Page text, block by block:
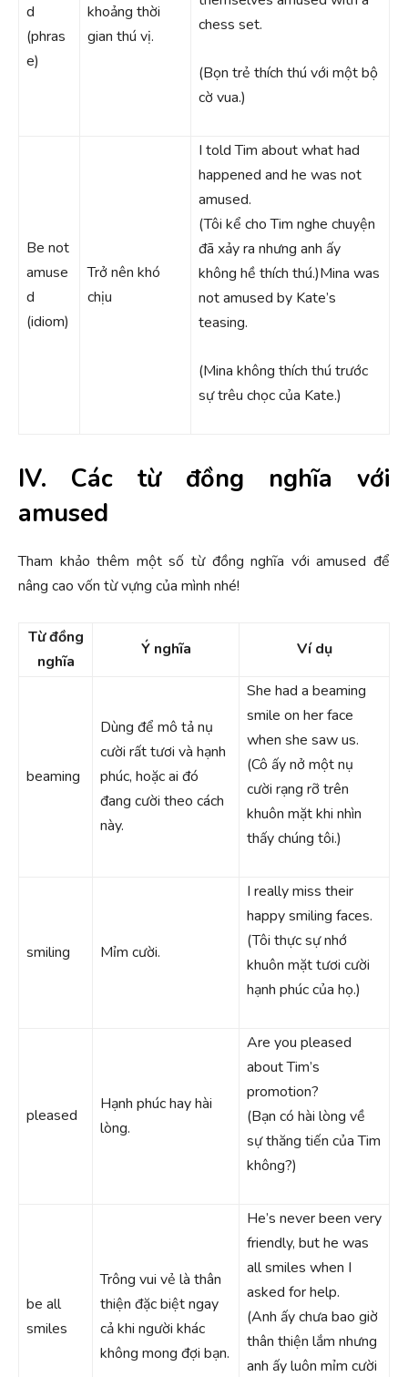
d
(phras
e)
khoảng thời
gian thú vị.
chess set.
(Bọn trẻ thích thú với một bộ
cờ vua.)
Be not
amuse
d
(idiom)
Trở nên khó
chịu
I told Tim about what had
happened and he was not
amused.
(Tôi kể cho Tim nghe chuyện
đã xảy ra nhưng anh ấy
không hề thích thú.)Mina was
not amused by Kate’s
teasing.
(Mina không thích thú trước
sự trêu chọc của Kate.)
IV. Các từ đồng nghĩa với
amused
Tham khảo thêm một số từ đồng nghĩa với amused để
nâng cao vốn từ vựng của mình nhé!
Từ đồng
nghĩa
Ý nghĩa Ví dụ
beaming
Dùng để mô tả nụ
cười rất tươi và hạnh
phúc, hoặc ai đó
đang cười theo cách
này.
She had a beaming
smile on her face
when she saw us.
(Cô ấy nở một nụ
cười rạng rỡ trên
khuôn mặt khi nhìn
thấy chúng tôi.)
smiling Mỉm cười.
I really miss their
happy smiling faces.
(Tôi thực sự nhớ
khuôn mặt tươi cười
hạnh phúc của họ.)
pleased
Hạnh phúc hay hài
lòng.
Are you pleased
about Tim’s
promotion?
(Bạn có hài lòng về
sự thăng tiến của Tim
không?)
be all
smiles
Trông vui vẻ là thân
thiện đặc biệt ngay
cả khi người khác
không mong đợi bạn.
He’s never been very
friendly, but he was
all smiles when I
asked for help.
(Anh ấy chưa bao giờ
thân thiện lắm nhưng
anh ấy luôn mỉm cười